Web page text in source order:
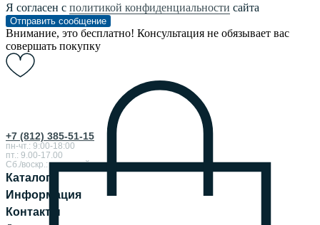
+7 (812) 385-51-15
пн-чт.: 9:00-18:00
пт.: 9.00-17.00
Сб./воскр.: выходной
Каталог
Информация
Контакты
Я согласен с политикой конфиденциальности сайта
Отправить сообщение
Внимание, это бесплатно! Консультация не обязывает вас
совершать покупку